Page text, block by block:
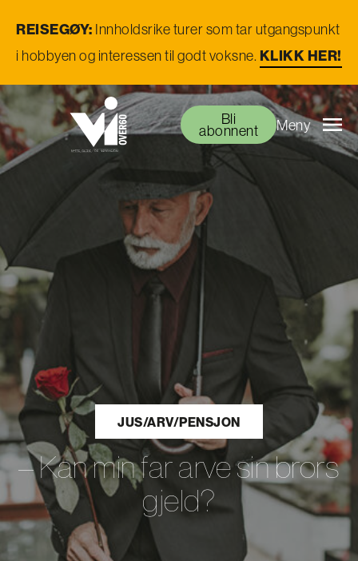
REISEGØY: Innholdsrike turer som tar utgangspunkt
i hobbyen og interessen til godt voksne.KLIKK HER!
Bli
abonnent Meny
JUS/ARV/PENSJON
– Kan min far arve sin brors
gjeld?